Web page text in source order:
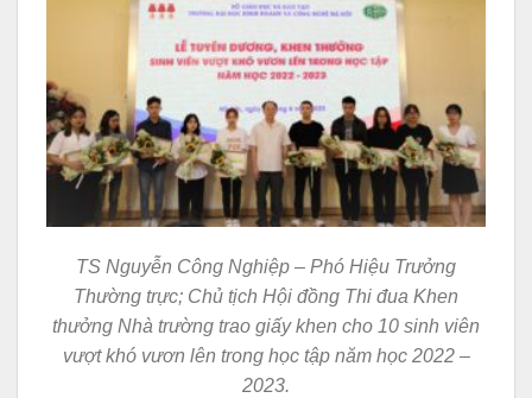
TS Nguyễn Công Nghiệp – Phó Hiệu Trưởng
Thường trực; Chủ tịch Hội đồng Thi đua Khen
thưởng Nhà trường trao giấy khen cho 10 sinh viên
vượt khó vươn lên trong học tập năm học 2022 –
2023.